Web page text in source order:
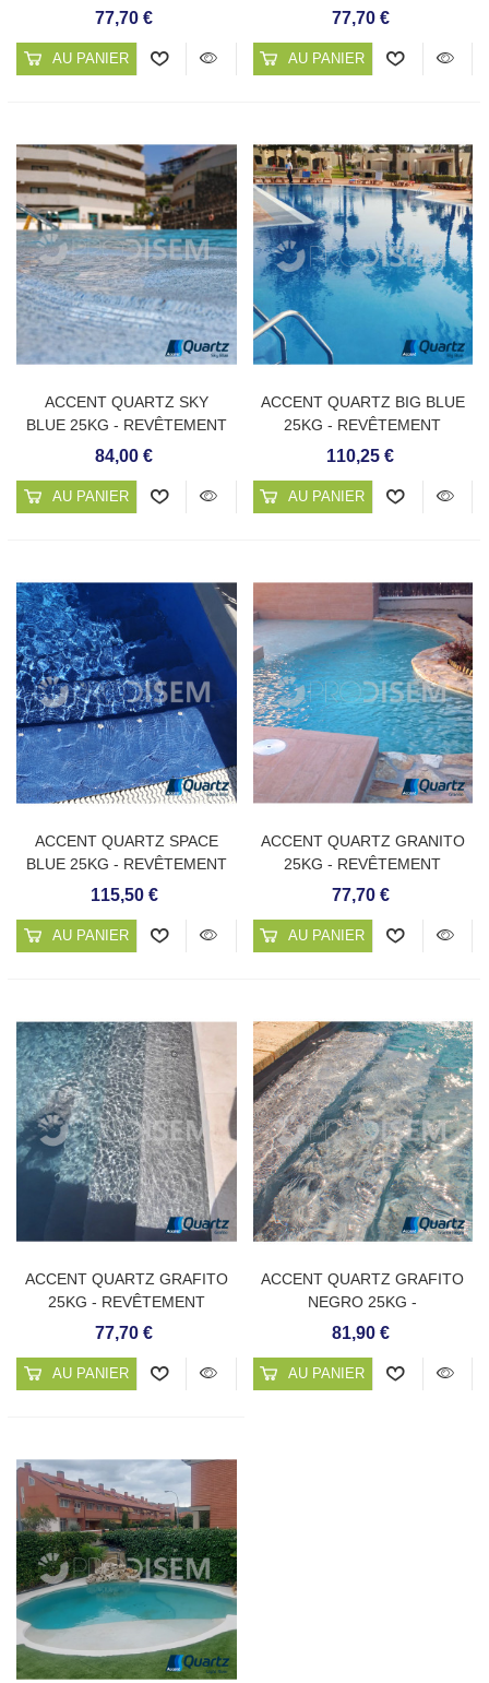
CONTINU DE PISCINE
77,70 €
AU PANIER
CONTINU DE PISCINE
77,70 €
AU PANIER
ACCENT QUARTZ SKY
BLUE 25KG - REVÊTEMENT
CONTINU DE PISCINE
84,00 €
AU PANIER
ACCENT QUARTZ BIG BLUE
25KG - REVÊTEMENT
CONTINU DE PISCINE
110,25 €
AU PANIER
ACCENT QUARTZ SPACE
BLUE 25KG - REVÊTEMENT
CONTINU DE PISCINE
115,50 €
AU PANIER
ACCENT QUARTZ GRANITO
25KG - REVÊTEMENT
CONTINU DE PISCINE
77,70 €
AU PANIER
ACCENT QUARTZ GRAFITO
25KG - REVÊTEMENT
CONTINU DE PISCINE
77,70 €
AU PANIER
ACCENT QUARTZ GRAFITO
NEGRO 25KG -
REVÊTEMENT CONTINU DE
81,90 €
AU PANIER